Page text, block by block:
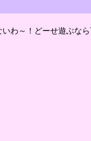
わ～！どーせ遊ぶな